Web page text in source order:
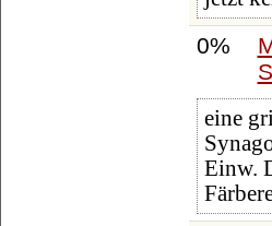
0%
eine
Einw.